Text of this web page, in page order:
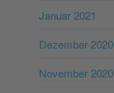
Januar 2021
Dezember 2020
November 2020